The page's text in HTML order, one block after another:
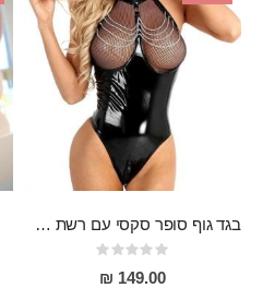
בגד גוף סופר סקסי עם רשת שקופה בחזה ושרשרות מלמעלה וריצרץ מלמטה Pan במפשעה
Rating:
0%
149.00 ₪